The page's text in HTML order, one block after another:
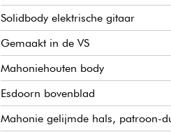
Solidbody elektrische gitaar
Gemaakt in de VS
Mahoniehouten body
Esdoorn bovenblad
Mahonie gelijmde hals, patroon-